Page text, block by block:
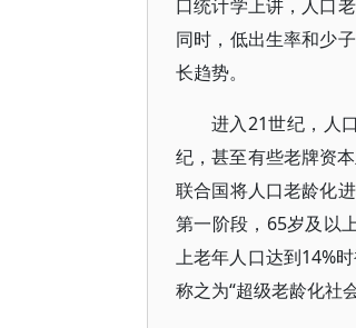
口统计学上讲，人口
同时，低出生率和少
长趋势。
进入21世纪，人
纪，甚至有些老牌资
联合国将人口老龄化
第一阶段，65岁及以
上老年人口达到14%
称之为“超级老龄化社